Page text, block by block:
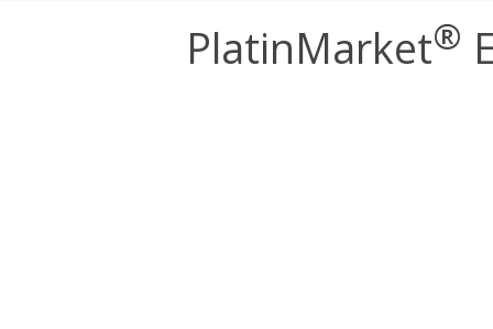
PlatinMarket®